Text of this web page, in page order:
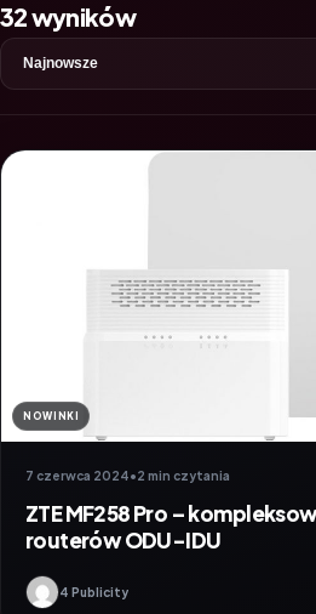
32 wyników
NOWINKI
7 czerwca 2024•2 min czytania
ZTE MF258 Pro –
routerów ODU-IDU
4 Publicity